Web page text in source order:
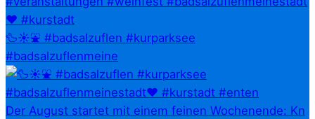
🦆☀️⛲ #badsalzuflen #kurparksee
#badsalzuflenmeine
Der August startet mit einem feinen Wochenende: Kn